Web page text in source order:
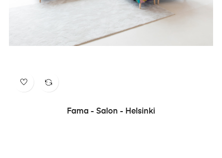
Fama - Salon - Helsinki